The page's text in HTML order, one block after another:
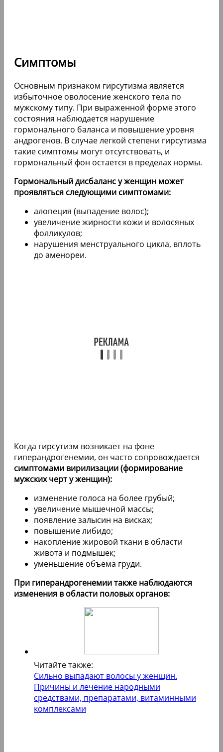
Симптомы
Основным признаком гирсутизма является
избыточное оволосение женского тела по
мужскому типу. При выраженной форме этого
состояния наблюдается нарушение
гормонального баланса и повышение уровня
андрогенов. В случае легкой степени гирсутизма
такие симптомы могут отсутствовать, и
гормональный фон остается в пределах нормы.
Гормональный дисбаланс у женщин может
проявляться следующими симптомами:
алопеция (выпадение волос);
увеличение жирности кожи и волосяных
фолликулов;
нарушения менструального цикла, вплоть
до аменореи.
Когда гирсутизм возникает на фоне
гиперандрогенемии, он часто сопровождается
симптомами вирилизации (формирование
мужских черт у женщин):
изменение голоса на более грубый;
увеличение мышечной массы;
появление залысин на висках;
повышение либидо;
накопление жировой ткани в области
живота и подмышек;
уменьшение объема груди.
При гиперандрогенемии также наблюдаются
изменения в области половых органов:
Читайте также:
Сильно выпадают волосы у женщин.
Причины и лечение народными
средствами, препаратами, витаминными
комплексами